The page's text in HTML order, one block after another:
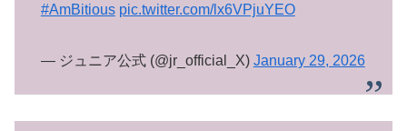
#AmBitious pic.twitter.com/lx6VPjuYEO
— ジュニア公式 (@jr_official_X) January 29, 2026